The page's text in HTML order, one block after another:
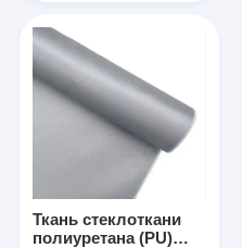
Ткань стеклоткани
полиуретана (PU)